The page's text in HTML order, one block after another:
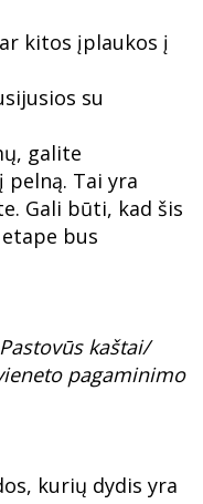
kitos įplaukos į
su
galite
pelną. Tai yra
Gali būti, kad šis
bus
kaštai/
pagaminimo
kurių dydis yra